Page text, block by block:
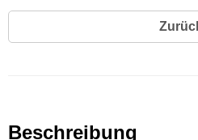
Beschreibung